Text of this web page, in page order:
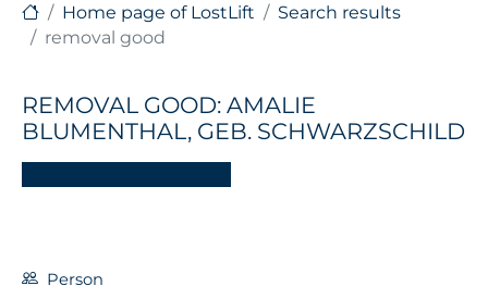
Home page of LostLift
Search results
removal good
REMOVAL GOOD: AMALIE
BLUMENTHAL, GEB. SCHWARZSCHILD
Person